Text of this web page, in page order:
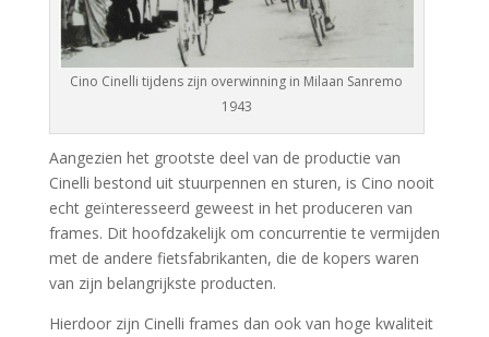
Cino Cinelli tijdens zijn overwinning in Milaan Sanremo
1943
Aangezien het grootste deel van de productie van
Cinelli bestond uit stuurpennen en sturen, is Cino nooit
echt geïnteresseerd geweest in het produceren van
frames. Dit hoofdzakelijk om concurrentie te vermijden
met de andere fietsfabrikanten, die de kopers waren
van zijn belangrijkste producten.
Hierdoor zijn Cinelli frames dan ook van hoge kwaliteit